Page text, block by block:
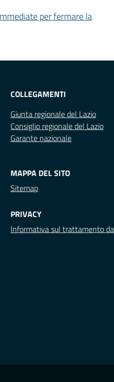
per fermare la
COLLEGAMENTI
Giunta regionale del Lazio
Consiglio regionale del Lazio
Garante nazionale
MAPPA DEL SITO
Sitemap
PRIVACY
Informativa sul trattamento